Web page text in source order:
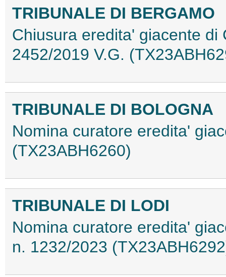
TRIBUNALE DI BERGAMO
Chiusura eredita' giacente di
2452/2019 V.G.
TRIBUNALE DI BOLOGNA
Nomina curatore eredita'
(TX23ABH6260)
TRIBUNALE DI LODI
Nomina curatore eredita'
n. 1232/2023